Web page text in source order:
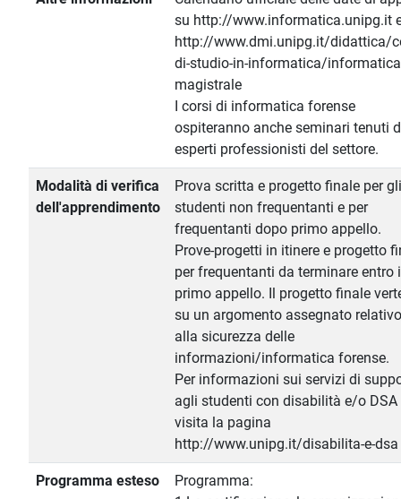
su http://www.informatica.unipg.it
http://www.dmi.unipg.it/didattica/
di-studio-in-informatica/
magistrale
I corsi di informatica forense
ospiteranno anche seminari tenuti
esperti professionisti del settore.
Modalità di verifica
dell'apprendimento
Prova scritta e progetto finale per gli
studenti non frequentanti e per
frequentanti dopo primo appello.
Prove-progetti in itinere e progetto
per frequentanti da terminare entro
primo appello. Il progetto finale
su un argomento assegnato relativo
alla sicurezza delle
informazioni/informatica forense.
Per informazioni sui servizi di
agli studenti con disabilità e/o DSA
visita la pagina
http://www.unipg.it/disabilita-e-dsa
Programma esteso
Programma: